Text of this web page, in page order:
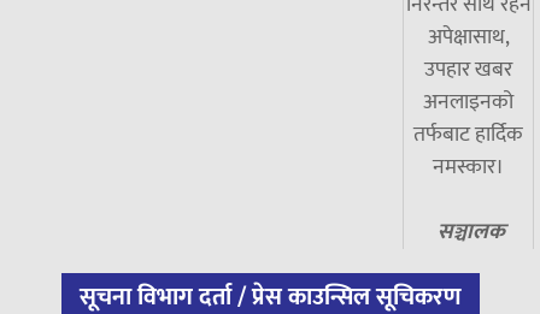
अपेक्षासाथ,
उपहार खबर
अनलाइनको
तर्फबाट हार्दिक
नमस्कार।
सञ्चालक
सूचना विभाग दर्ता / प्रेस काउन्सिल सूचिकरण